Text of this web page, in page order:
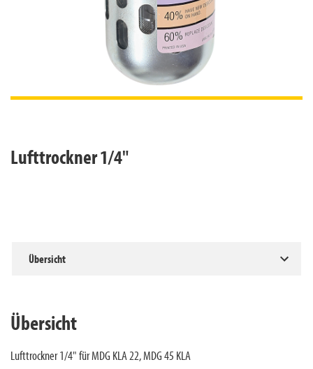
Lufttrockner 1/4"
Übersicht
Übersicht
Lufttrockner 1/4" für MDG KLA 22, MDG 45 KLA